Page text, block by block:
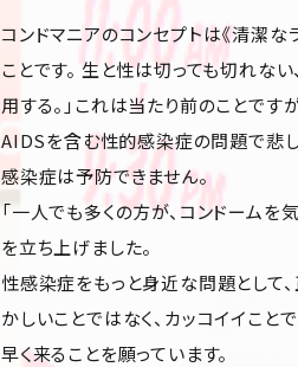
コンドマニアのコンセプトは《清潔
ことです。 生と性は切っても切れな
用する。」これは当たり前のことです
AIDSを含む性的感染症の問題で悲
感染症は予防できません。
「一人でも多くの方が、コンドーム
を立ち上げました。
性感染症をもっと身近な問題として
かしいことではなく、カッコイイこと
早く来ることを願っています。